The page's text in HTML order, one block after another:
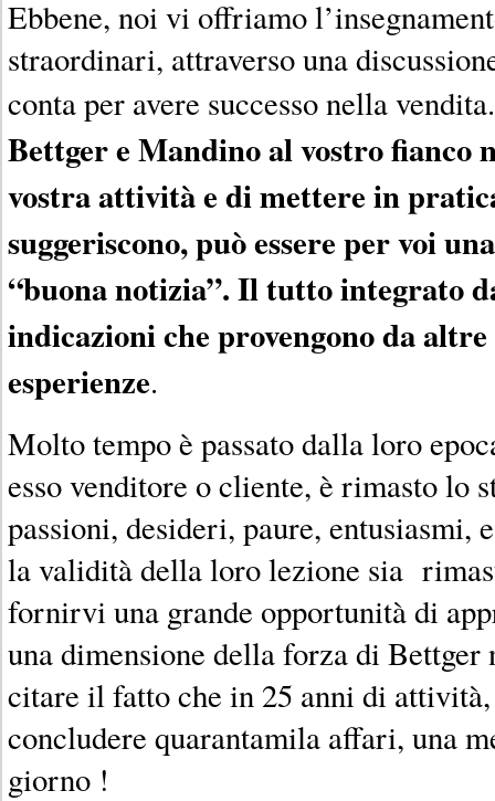
Ebbene, noi vi offriamo
straordinari, attraverso una
conta per avere successo nella
Bettger e Mandino al vostro fianco
vostra attività e di mettere in
suggeriscono, può essere per voi
“buona notizia”. Il tutto integrato
indicazioni che provengono da
esperienze.
Molto tempo è passato dalla loro
esso venditore o cliente, è rimasto lo
passioni, desideri, paure, entusiasmi,
la validità della loro lezione sia
fornirvi una grande opportunità di
una dimensione della forza di Bettger
citare il fatto che in 25 anni di
concludere quarantamila affari, una
giorno !